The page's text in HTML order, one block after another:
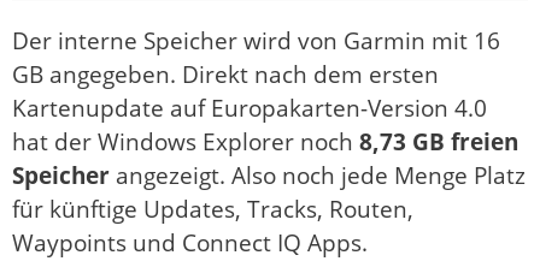
Der interne Speicher wird von Garmin mit 16
GB angegeben. Direkt nach dem ersten
Kartenupdate auf Europakarten-Version 4.0
hat der Windows Explorer noch 8,73 GB freien
Speicher angezeigt. Also noch jede Menge Platz
für künftige Updates, Tracks, Routen,
Waypoints und Connect IQ Apps.